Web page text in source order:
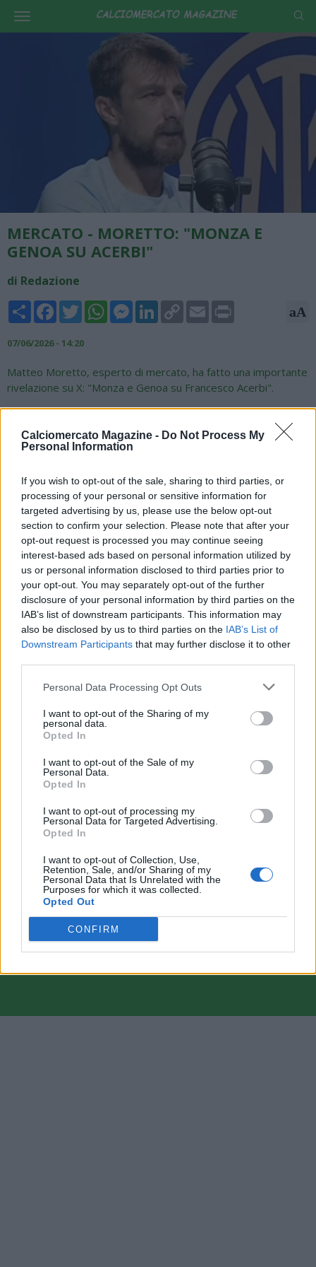
Calciomercato Magazine - Do Not Process My
Personal Information
If you wish to opt-out of the sale, sharing to third parties, or
processing of your personal or sensitive information for
targeted advertising by us, please use the below opt-out
section to confirm your selection. Please note that after your
opt-out request is processed you may continue seeing
interest-based ads based on personal information utilized by
us or personal information disclosed to third parties prior to
your opt-out. You may separately opt-out of the further
disclosure of your personal information by third parties on the
IAB’s list of downstream participants. This information may
also be disclosed by us to third parties on the IAB’s List of
Downstream Participants that may further disclose it to other
Personal Data Processing Opt Outs
I want to opt-out of the Sharing of my
personal data.
Opted In
I want to opt-out of the Sale of my
Personal Data.
Opted In
I want to opt-out of processing my
Personal Data for Targeted Advertising.
Opted In
I want to opt-out of Collection, Use,
Retention, Sale, and/or Sharing of my
Personal Data that Is Unrelated with the
Purposes for which it was collected.
Opted Out
CONFIRM
MERCATO - MORETTO: "MONZA E
GENOA SU ACERBI"
di Redazione
Share FacebookTwitterWhatsAppMessengerLinkedInCopy
Link
Email aA
07/06/2026 - 14:20
Matteo Moretto, esperto di mercato, ha fatto una importante
rivelazione su X: "Monza e Genoa su Francesco Acerbi".
Monza e Genoa su Francesco Acerbi.
— Matteo Moretto (@MatteMoretto)June 7, 2026
Il materiale (testo, foto e video) consultabile in questo portale è di nostra proprietà.
Alcune foto (screenshot) ed articoli presenti su "Calciomercato Magazine" sono in parte
giunti da internet, in quanto arrivati alla nostra attenzione attraverso regolari
comunicati stampa con immagini e testi allegati ed autorizzati alla pubblicazione, e
quindi valutati di pubblico dominio. Se i soggetti o gli autori avessero qualcosa in
contrario alla pubblicazione, non avranno che da segnalarlo alla redazione (indirizzo
"Calciomercato Magazine" non è una testata giornalistica, ma un sito di informazione di
proprietà di Napoli Magazine.